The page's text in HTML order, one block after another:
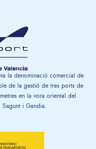
la denominació comercial de
de la gestió de tres ports de
en la vora oriental del
i Gandia.